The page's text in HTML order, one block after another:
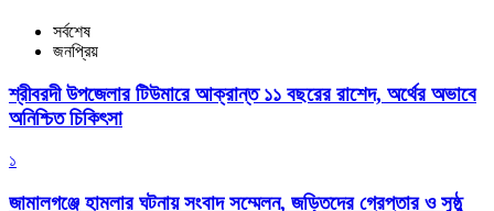
সর্বশেষ
জনপ্রিয়
শ্রীবরদী উপজেলার টিউমারে আক্রান্ত ১১ বছরের রাশেদ, অর্থের অভাবে
অনিশ্চিত চিকিৎসা
১
জামালগঞ্জে হামলার ঘটনায় সংবাদ সম্মেলন, জড়িতদের গ্রেপ্তার ও সুষ্ঠু